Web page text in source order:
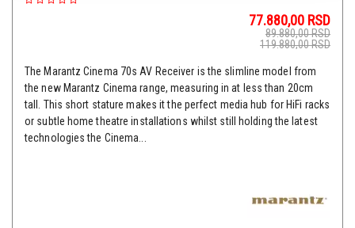
77.880,00 RSD
89.880,00RSD
119.880,00RSD
The Marantz Cinema 70s AV Receiver is the slimline model from
the new Marantz Cinema range, measuring in at less than 20cm
tall. This short stature makes it the perfect media hub for HiFi racks
or subtle home theatre installations whilst still holding the latest
technologies the Cinema...